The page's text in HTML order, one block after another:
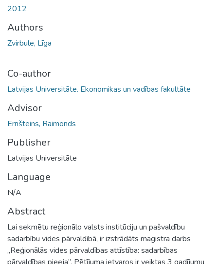
2012
Authors
Zvirbule, Līga
Co-author
Latvijas Universitāte. Ekonomikas un vadības fakultāte
Advisor
Ernšteins, Raimonds
Publisher
Latvijas Universitāte
Language
N/A
Abstract
Lai sekmētu reģionālo valsts institūciju un pašvaldību
sadarbību vides pārvaldībā, ir izstrādāts magistra darbs
,,Reģionālās vides pārvaldības attīstība: sadarbības